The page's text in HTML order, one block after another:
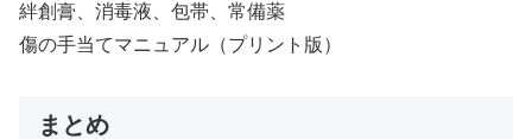
絆創膏、消毒液、包帯、常備薬
傷の手当てマニュアル（プリント版）
まとめ